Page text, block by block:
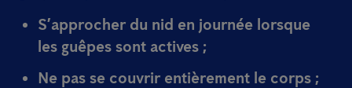
S’approcher du nid en journée lorsque
les guêpes sont actives ;
Ne pas se couvrir entièrement le corps ;